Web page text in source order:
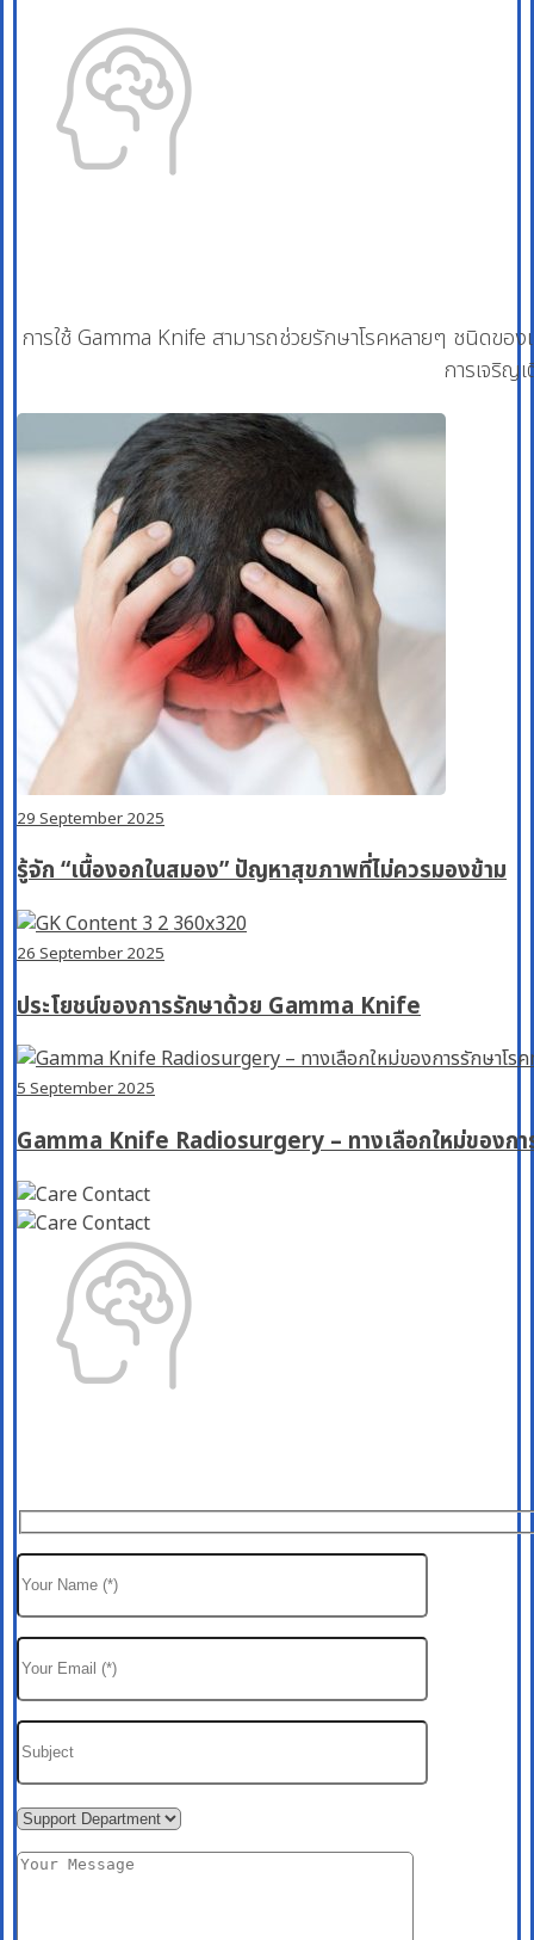
การใช้ Gamma Knife สามารถช่วยรักษาโรคหลายๆ ชนิดขอ
การเจริญ
29 September 2025
รู้จัก “เนื้องอกในสมอง” ปัญหาสุขภาพที่ไม่ควรมองข้าม
26 September 2025
ประโยชน์ของการรักษาด้วย Gamma Knife
5 September 2025
Gamma Knife Radiosurgery – ทางเลือกใหม่ของกา